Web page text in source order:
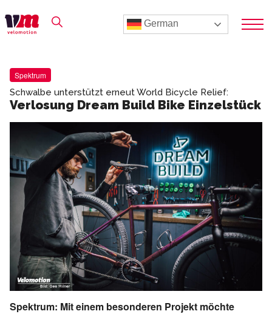
German
Spektrum
Schwalbe unterstützt erneut World Bicycle Relief:
Verlosung Dream Build Bike Einzelstück
Spektrum: Mit einem besonderen Projekt möchte